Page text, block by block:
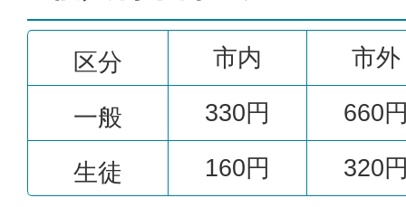
区分 市内 市外
一般 330円 660
生徒 160円
320